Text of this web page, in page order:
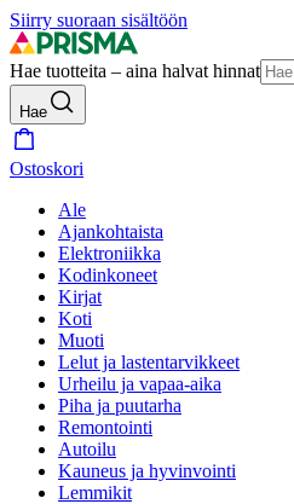
Siirry suoraan sisältöön
Hae tuotteita – aina halvat hinnat
Hae
Ostoskori
Ale
Ajankohtaista
Elektroniikka
Kodinkoneet
Kirjat
Koti
Muoti
Lelut ja lastentarvikkeet
Urheilu ja vapaa-aika
Piha ja puutarha
Remontointi
Autoilu
Kauneus ja hyvinvointi
Lemmikit